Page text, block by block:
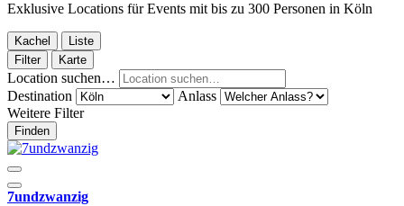
Exklusive Locations für Events mit bis zu 300 Personen in Köln
Kachel
Liste
Filter
Karte
Location suchen…
Destination
Anlass
Weitere Filter
Finden
7undzwanzig